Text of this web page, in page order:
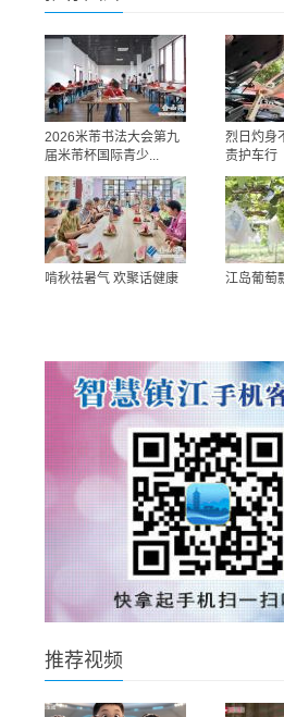
2026米芾书法大会第九
届米芾杯国际青少...
烈日灼身
责护车行
啃秋祛暑气 欢聚话健康 江岛葡萄
推荐视频